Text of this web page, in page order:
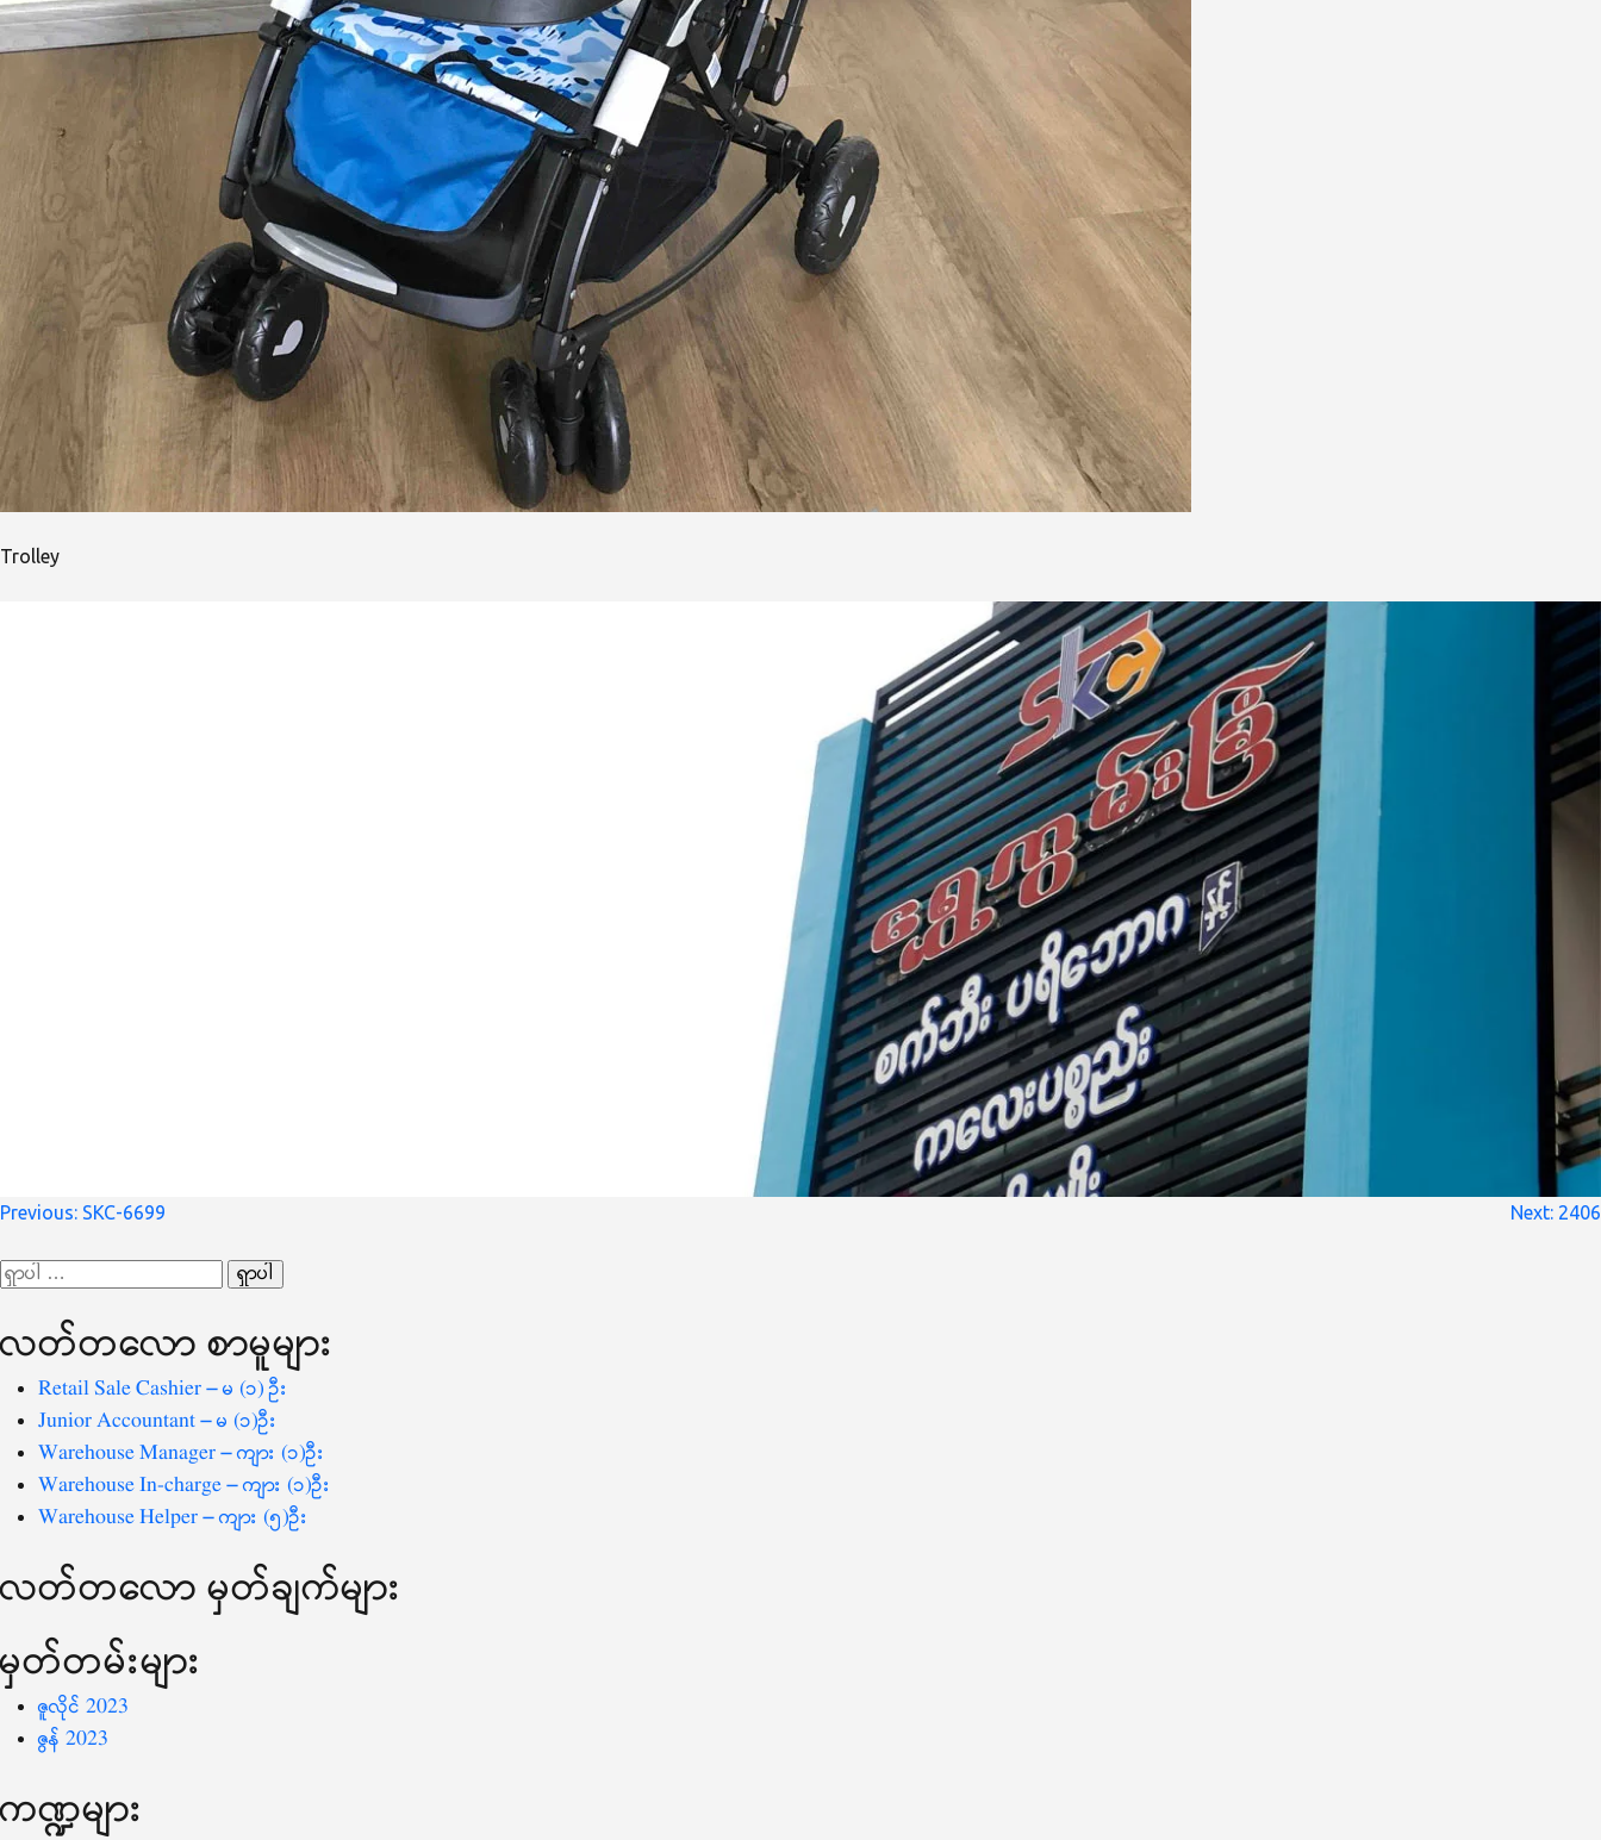
Trolley
စာမူ
လမ်းကြောင်း
Previous: SKC-6699 Next: 2406
ရှာ
စကားလုံး
လတ်တ‌လော စာမူများ
Retail Sale Cashier – မ (၁) ဦး
Junior Accountant – မ (၁)ဦး
Warehouse Manager – ကျား (၁)ဦး
Warehouse In-charge – ကျား (၁)ဦး
Warehouse Helper – ကျား (၅)ဦး
လတ်တ‌လော မှတ်ချက်များ
မှတ်တမ်းများ
ဇူလိုင် 2023
ဇွန် 2023
ကဏ္ဍများ